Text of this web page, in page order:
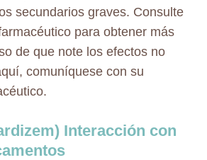
secundarios graves. Consulte
para obtener más
de que note los efectos no
comuníquese con su
Interacción con